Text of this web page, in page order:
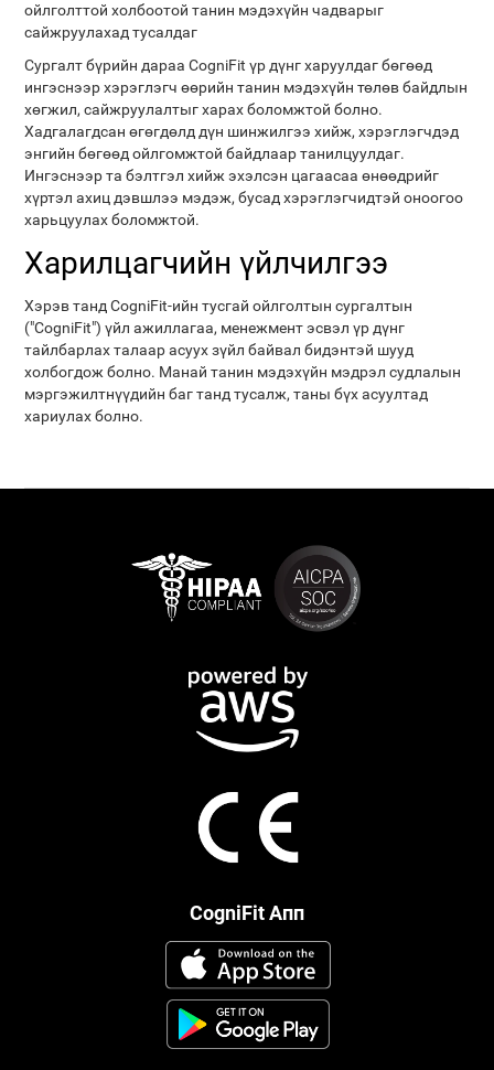
ойлголттой холбоотой танин мэдэхүйн чадварыг
сайжруулахад тусалдаг
Сургалт бүрийн дараа CogniFit үр дүнг харуулдаг бөгөөд
ингэснээр хэрэглэгч өөрийн танин мэдэхүйн төлөв байдлын
хөгжил, сайжруулалтыг харах боломжтой болно.
Хадгалагдсан өгөгдөлд дүн шинжилгээ хийж, хэрэглэгчдэд
энгийн бөгөөд ойлгомжтой байдлаар танилцуулдаг.
Ингэснээр та бэлтгэл хийж эхэлсэн цагаасаа өнөөдрийг
хүртэл ахиц дэвшлээ мэдэж, бусад хэрэглэгчидтэй оноогоо
харьцуулах боломжтой.
Харилцагчийн үйлчилгээ
Хэрэв танд CogniFit-ийн тусгай ойлголтын сургалтын
("CogniFit") үйл ажиллагаа, менежмент эсвэл үр дүнг
тайлбарлах талаар асуух зүйл байвал бидэнтэй шууд
холбогдож болно. Манай танин мэдэхүйн мэдрэл судлалын
мэргэжилтнүүдийн баг танд тусалж, таны бүх асуултад
хариулах болно.
CogniFit Апп